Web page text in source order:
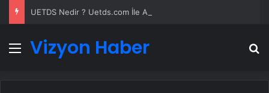
Menü
Vizyon Haber